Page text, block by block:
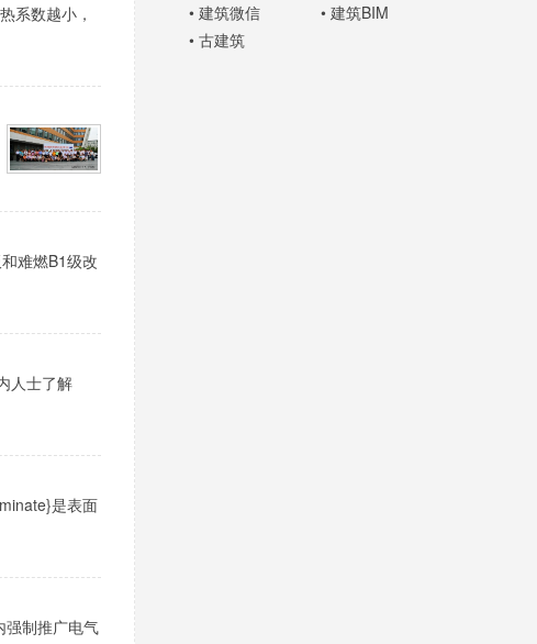
系数越小，
难燃B1级改
人士了解
是表面
强制推广电气
• 建筑微信 • 建筑BIM
• 古建筑